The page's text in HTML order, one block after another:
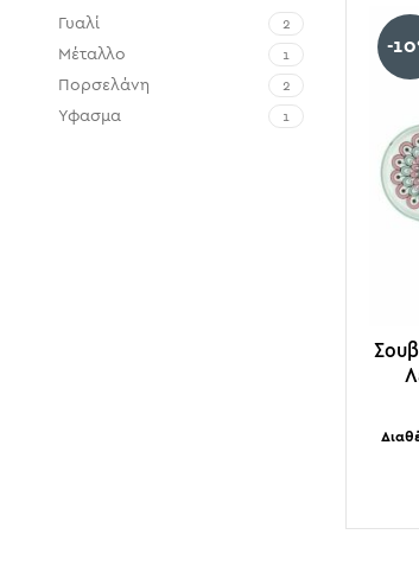
Γυαλί 2
Μέταλλο 1
Πορσελάνη 2
Ύφασμα 1
-